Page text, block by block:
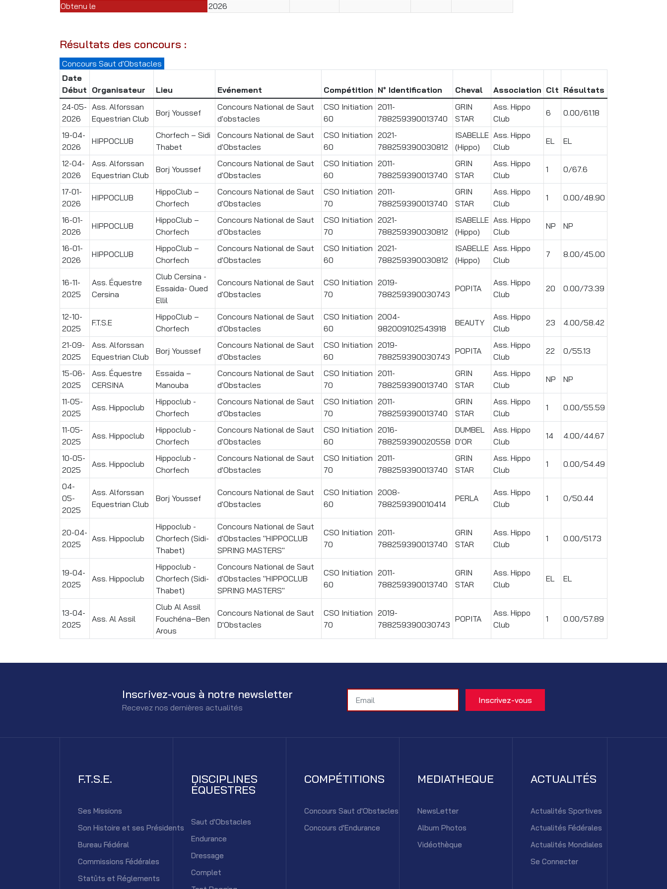
Obtenu le
2026
Résultats des concours :
Concours Saut d'Obstacles
Date
Début Organisateur Lieu Evénement Compétition N° Identification Cheval Association Clt Résultats
24-05-
2026
Ass. Alforssan
Equestrian Club
Borj Youssef
Concours National de Saut
d'obstacles
CSO Initiation
60
2011-
788259390013740
GRIN
STAR
Ass. Hippo
Club
6 0.00/61.18
19-04-
2026
HIPPOCLUB
Chorfech – Sidi
Thabet
Concours National de Saut
d'Obstacles
CSO Initiation
60
2021-
788259390030812
ISABELLE
(Hippo)
Ass. Hippo
Club
EL EL
12-04-
2026
Ass. Alforssan
Equestrian Club
Borj Youssef
Concours National de Saut
d'Obstacles
CSO Initiation
60
2011-
788259390013740
GRIN
STAR
Ass. Hippo
Club
1 0/67.6
17-01-
2026
HIPPOCLUB
HippoClub –
Chorfech
Concours National de Saut
d'Obstacles
CSO Initiation
70
2011-
788259390013740
GRIN
STAR
Ass. Hippo
Club
1 0.00/48.90
16-01-
2026
HIPPOCLUB
HippoClub –
Chorfech
Concours National de Saut
d'Obstacles
CSO Initiation
70
2021-
788259390030812
ISABELLE
(Hippo)
Ass. Hippo
Club
NP NP
16-01-
2026
HIPPOCLUB
HippoClub –
Chorfech
Concours National de Saut
d'Obstacles
CSO Initiation
60
2021-
788259390030812
ISABELLE
(Hippo)
Ass. Hippo
Club
7 8.00/45.00
16-11-
2025
Ass. Équestre
Cersina
Club Cersina -
Essaida- Oued
Ellil
Concours National de Saut
d'Obstacles
CSO Initiation
70
2019-
788259390030743
POPITA
Ass. Hippo
Club
20 0.00/73.39
12-10-
2025
F.T.S.E
HippoClub –
Chorfech
Concours National de Saut
d'Obstacles
CSO Initiation
60
2004-
982009102543918
BEAUTY
Ass. Hippo
Club
23 4.00/58.42
21-09-
2025
Ass. Alforssan
Equestrian Club
Borj Youssef
Concours National de Saut
d'Obstacles
CSO Initiation
60
2019-
788259390030743
POPITA
Ass. Hippo
Club
22 0/55.13
15-06-
2025
Ass. Équestre
CERSINA
Essaida –
Manouba
Concours National de Saut
d'Obstacles
CSO Initiation
70
2011-
788259390013740
GRIN
STAR
Ass. Hippo
Club
NP NP
11-05-
2025
Ass. Hippoclub
Hippoclub -
Chorfech
Concours National de Saut
d'Obstacles
CSO Initiation
70
2011-
788259390013740
GRIN
STAR
Ass. Hippo
Club
1 0.00/55.59
11-05-
2025
Ass. Hippoclub
Hippoclub -
Chorfech
Concours National de Saut
d'Obstacles
CSO Initiation
60
2016-
788259390020558
DUMBEL
D'OR
Ass. Hippo
Club
14 4.00/44.67
10-05-
2025
Ass. Hippoclub
Hippoclub -
Chorfech
Concours National de Saut
d'Obstacles
CSO Initiation
70
2011-
788259390013740
GRIN
STAR
Ass. Hippo
Club
1 0.00/54.49
04-
05-
2025
Ass. Alforssan
Equestrian Club
Borj Youssef
Concours National de Saut
d'Obstacles
CSO Initiation
60
2008-
788259390010414
PERLA
Ass. Hippo
Club
1 0/50.44
20-04-
2025
Ass. Hippoclub
Hippoclub -
Chorfech (Sidi-
Thabet)
Concours National de Saut
d'Obstacles "HIPPOCLUB
SPRING MASTERS"
CSO Initiation
70
2011-
788259390013740
GRIN
STAR
Ass. Hippo
Club
1 0.00/51.73
19-04-
2025
Ass. Hippoclub
Hippoclub -
Chorfech (Sidi-
Thabet)
Concours National de Saut
d'Obstacles "HIPPOCLUB
SPRING MASTERS"
CSO Initiation
60
2011-
788259390013740
GRIN
STAR
Ass. Hippo
Club
EL EL
13-04-
2025
Ass. Al Assil
Club Al Assil
Fouchéna–Ben
Arous
Concours National de Saut
D'Obstacles
CSO Initiation
70
2019-
788259390030743
POPITA
Ass. Hippo
Club
1 0.00/57.89
Inscrivez-vous à notre newsletter
Recevez nos dernières actualités
F.T.S.E.
Ses Missions
Son Histoire et ses Présidents
Bureau Fédéral
Commissions Fédérales
Statûts et Réglements
DISCIPLINES
ÉQUESTRES
Saut d'Obstacles
Endurance
Dressage
Complet
COMPÉTITIONS
Concours Saut d'Obstacles
Concours d'Endurance
MEDIATHEQUE
NewsLetter
Album Photos
Vidéothèque
ACTUALITÉS
Actualités Sportives
Actualités Fédérales
Actualités Mondiales
Se Connecter